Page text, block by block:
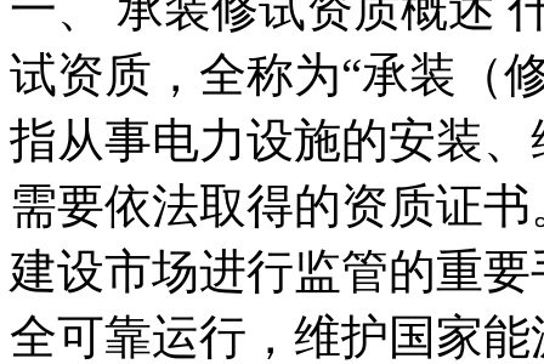
试资质，全称为“承装（
指从事电力设施的安装
需要依法取得的资质证
建设市场进行监管的重
全可靠运行，维护国家